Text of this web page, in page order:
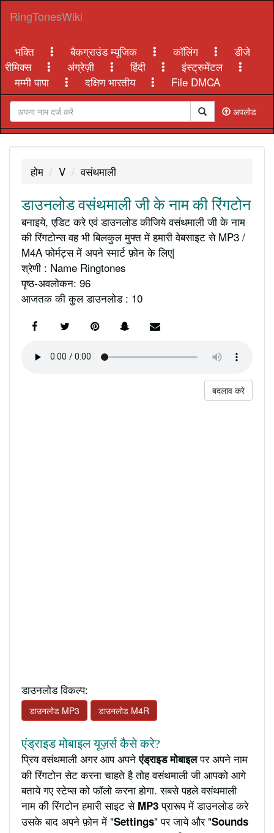
RingTonesWiki
भक्ति बैकग्राउंड म्यूजिक कॉलिंग
डीजे
रीमिक्स
अंग्रेज़ी हिंदी
इंस्ट्रुमेंटल
मम्मी पापा
दक्षिण भारतीय File DMCA
अपलोड
होम V वसंथमाली
डाउनलोड वसंथमाली जी के नाम की रिंगटोन
बनाइये, एडिट करे एवं डाउनलोड कीजिये वसंथमाली जी के नाम
की रिंगटोन्स वह भी बिलकुल मुफ्त में हमारी वेबसाइट से MP3 /
M4A फोर्मट्स में अपने स्मार्ट फ़ोन के लिए|
श्रेणी : Name Ringtones
पृष्ठ-अवलोकन: 96
आजतक की कुल डाउनलोड : 10
बदलाव करे
डाउनलोड विकल्प:
डाउनलोड MP3 डाउनलोड M4R
एंड्राइड मोबाइल यूज़र्स कैसे करे?
प्रिय वसंथमाली अगर आप अपनेएंड्राइड मोबाइलपर अपने नाम
की रिंगटोन सेट करना चाहते है तोह वसंथमाली जी आपको आगे
बताये गए स्टेप्स को फॉलो करना होगा. सबसे पहले वसंथमाली
नाम की रिंगटोन हमारी साइट से MP3प्रारूप में डाउनलोड करे
उसके बाद अपने फ़ोन में "Settings" पर जाये और "Sounds